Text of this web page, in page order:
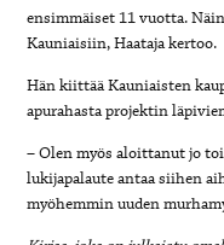
ensimmäiset 11 vuotta.
Kauniaisiin, Haataja kertoo.
Hän kiittää Kauniaisten
apurahasta projektin
– Olen myös aloittanut jo
lukijapalaute antaa siihen
myöhemmin uuden